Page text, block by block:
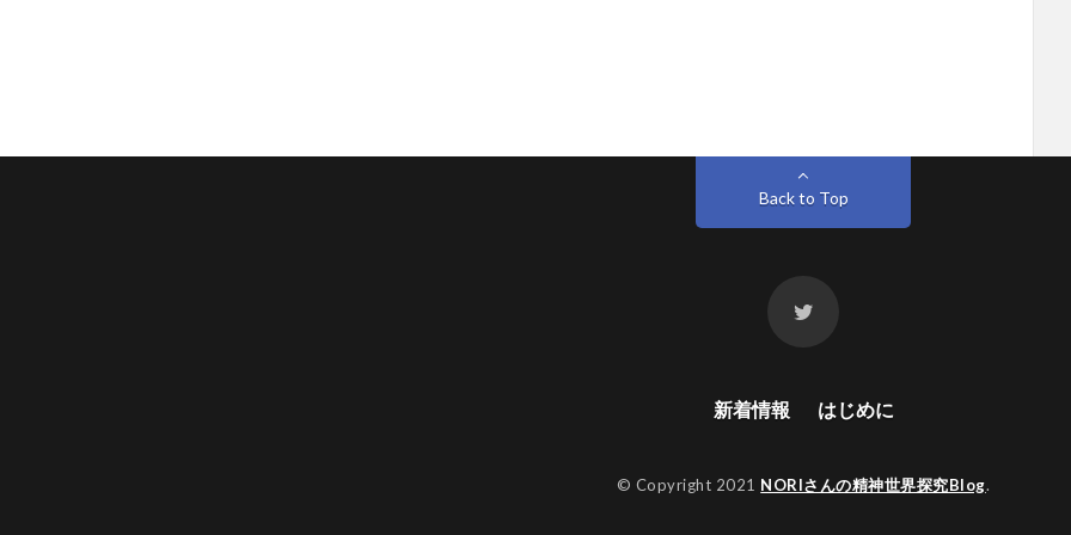
Back to Top
新着情報 はじめに
© Copyright 2021 NORIさんの精神世界探究Blog.